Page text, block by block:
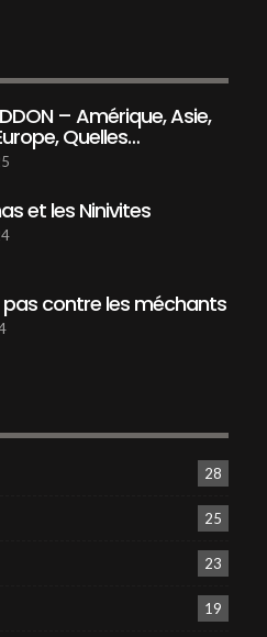
– Amérique, Asie,
Quelles…
et les Ninivites
pas contre les méchants
28
25
23
19